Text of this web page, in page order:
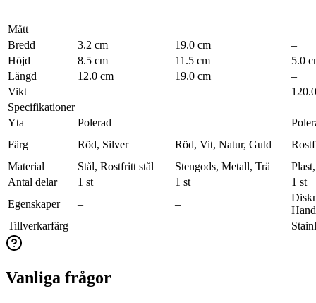
Mått
Bredd
3.2 cm 19.0 cm
–
Höjd
8.5 cm 11.5 cm
5.0
Längd
12.0 cm 19.0 cm
–
Vikt
– –
Specifikationer
Yta
Polerad –
Färg
Röd, Silver Röd, Vit, Natur, Guld
Material
Stål, Rostfritt stål Stengods, Metall, Trä
Antal delar
1 st 1 st
1 st
Egenskaper
– –
Tillverkarfärg
– –
Vanliga frågor